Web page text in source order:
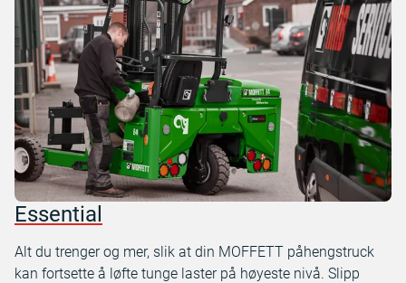
Essential
Alt du trenger og mer, slik at din MOFFETT påhengstruck
kan fortsette å løfte tunge laster på høyeste nivå. Slipp